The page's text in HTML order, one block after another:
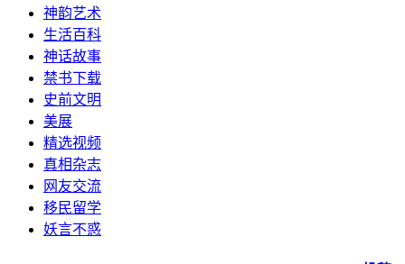
神韵艺术
生活百科
神话故事
禁书下载
史前文明
美展
精选视频
真相杂志
网友交流
移民留学
妖言不惑